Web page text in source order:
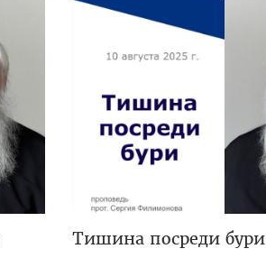
Тишина посреди бури